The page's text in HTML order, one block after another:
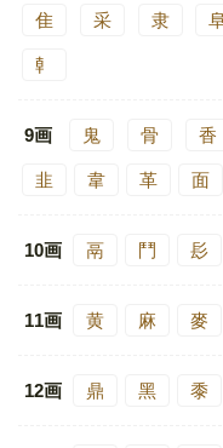
隹 采 隶
龺
9画 鬼 骨 香
韭 韋 革 面
10画 鬲 鬥 髟
11画 黄 麻 麥
12画 鼎 黑 黍